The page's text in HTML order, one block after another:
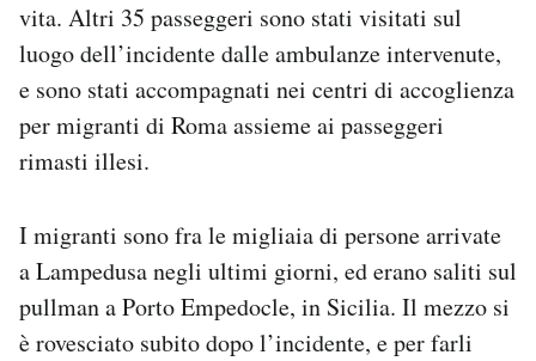
vita. Altri 35 passeggeri sono stati visitati sul
luogo dell’incidente dalle ambulanze intervenute,
e sono stati accompagnati nei centri di accoglienza
per migranti di Roma assieme ai passeggeri
rimasti illesi.
I migranti sono fra le migliaia di persone arrivate
a Lampedusa negli ultimi giorni, ed erano saliti sul
pullman a Porto Empedocle, in Sicilia. Il mezzo si
è rovesciato subito dopo l’incidente, e per farli